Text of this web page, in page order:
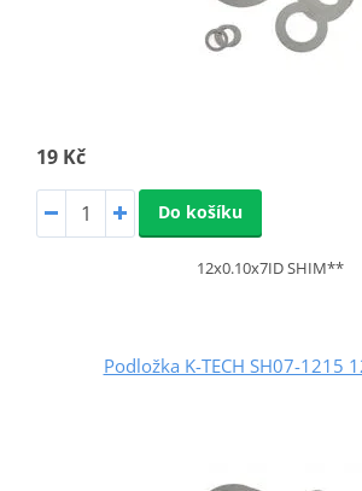
19 Kč
Do košíku
12x0.10x7ID SHIM**
Podložka K-TECH SH07-1215